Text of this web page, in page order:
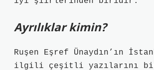
Ayrılıklar kimin?
Ruşen Eşref Ünaydın’ın
ilgili çeşitli yazılarını